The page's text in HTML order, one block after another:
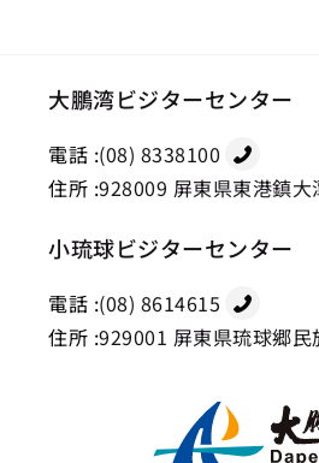
大鵬湾ビジターセンター
電話 :(08) 8338100
住所 :928009 屏東県東港鎮大
小琉球ビジターセンター
電話 :(08) 8614615
住所 :929001 屏東県琉球郷